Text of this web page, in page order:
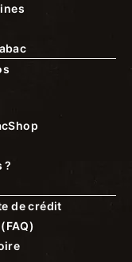
?
de crédit